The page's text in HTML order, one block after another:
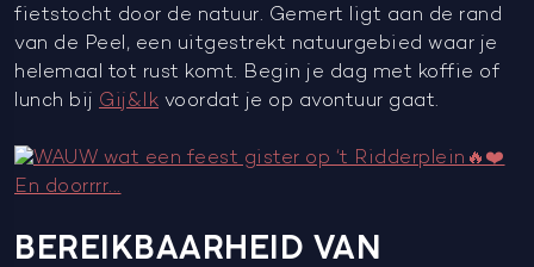
fietstocht door de natuur. Gemert ligt aan de rand
van de Peel, een uitgestrekt natuurgebied waar je
helemaal tot rust komt. Begin je dag met koffie of
lunch bij Gij&Ik voordat je op avontuur gaat.
BEREIKBAARHEID VAN